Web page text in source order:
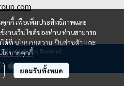
คุกกี้ เพื่อเพิ่มประสิทธิภาพและ
งานเว็บไซต์ของท่าน ท่านสามารถ
ได้ที่นโยบายความเป็นส่วนตัวและ
โยบายคุกกี้
ยอมรับทั้งหมด
| All Rights Reserved.
MakeWebEasy